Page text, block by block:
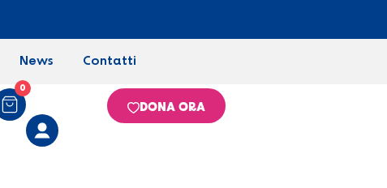
News Contatti
0
DONA ORA